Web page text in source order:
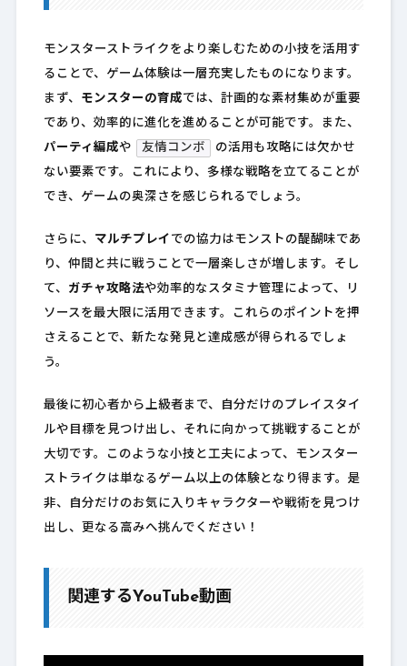
モンスターストライクをより楽しむための小技を活用す
ることで、ゲーム体験は一層充実したものになります。
まず、 モンスターの育成では、計画的な素材集めが重要
であり、効率的に進化を進めることが可能です。また、
パーティ編成や 友情コンボ の活用も攻略には欠かせ
ない要素です。これにより、多様な戦略を立てることが
でき、ゲームの奥深さを感じられるでしょう。
さらに、 マルチプレイ での協力はモンストの醍醐味であ
り、仲間と共に戦うことで一層楽しさが増します。そし
て、 ガチャ攻略法や効率的なスタミナ管理によって、リ
ソースを最大限に活用できます。これらのポイントを押
さえることで、新たな発見と達成感が得られるでしょ
う。
最後に初心者から上級者まで、自分だけのプレイスタイ
ルや目標を見つけ出し、それに向かって挑戦することが
大切です。このような小技と工夫によって、モンスター
ストライクは単なるゲーム以上の体験となり得ます。是
非、自分だけのお気に入りキャラクターや戦術を見つけ
出し、更なる高みへ挑んでください！
関連するYouTube動画